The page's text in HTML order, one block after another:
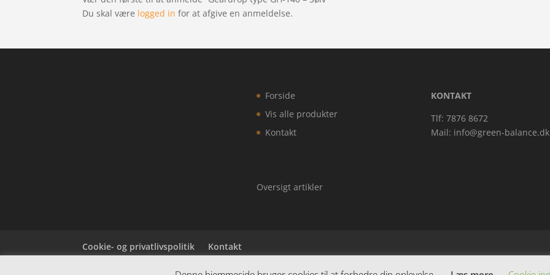
Du skal være logged in for at afgive en anmeldelse.
Forside
Vis alle produkter
Kontakt
Oversigt artikler
KONTAKT
Tlf: 7876 8672
Mail: info@green-balance.dk
Cookie- og privatlivspolitik Kontakt